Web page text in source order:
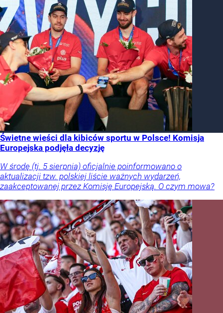
Świetne wieści dla kibiców sportu w Polsce! Komisja
Europejska podjęła decyzję
W środę (tj. 5 sierpnia) oficjalnie poinformowano o
aktualizacji tzw. polskiej liście ważnych wydarzeń,
zaakceptowanej przez Komisję Europejską. O czym mowa?